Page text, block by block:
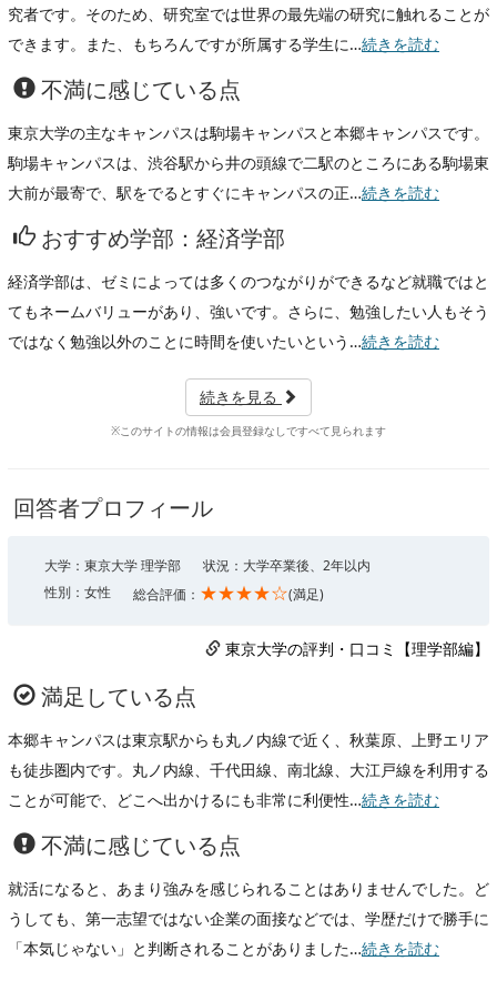
究者です。そのため、研究室では世界の最先端の研究に触れることが
できます。また、もちろんですが所属する学生に…続きを読む
不満に感じている点
東京大学の主なキャンパスは駒場キャンパスと本郷キャンパスです。
駒場キャンパスは、渋谷駅から井の頭線で二駅のところにある駒場東
大前が最寄で、駅をでるとすぐにキャンパスの正…続きを読む
おすすめ学部：経済学部
経済学部は、ゼミによっては多くのつながりができるなど就職ではと
てもネームバリューがあり、強いです。さらに、勉強したい人もそう
ではなく勉強以外のことに時間を使いたいという…続きを読む
続きを見る
※このサイトの情報は会員登録なしですべて見られます
回答者プロフィール
大学：東京大学 理学部
状況：大学卒業後、2年以内
性別：女性
総合評価： ★★★★☆(満足)
東京大学の評判・口コミ【理学部編】
満足している点
本郷キャンパスは東京駅からも丸ノ内線で近く、秋葉原、上野エリア
も徒歩圏内です。丸ノ内線、千代田線、南北線、大江戸線を利用する
ことが可能で、どこへ出かけるにも非常に利便性…続きを読む
不満に感じている点
就活になると、あまり強みを感じられることはありませんでした。ど
うしても、第一志望ではない企業の面接などでは、学歴だけで勝手に
「本気じゃない」と判断されることがありました…続きを読む